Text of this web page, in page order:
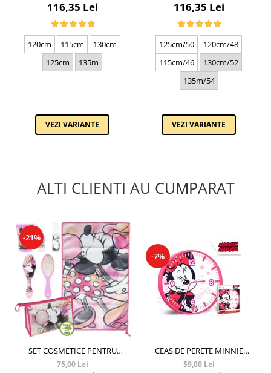
CUREA DE BARBATI, NEGRU
2210-4
116,35 Lei
120cm 115cm
130cm
125cm
135m
VEZI VARIANTE
NEAGRA C130N-1881.4
116,35 Lei
125cm/50
120cm/48
115cm/46
130cm/52
135m/54
VEZI VARIANTE
ALTI CLIENTI AU CUMPARAT
-21%
SET COSMETICE PENTRU
CALATORIE, MINNIE MOUSE,
75,00 Lei
-7%
CEAS DE PERETE MINNIE
MOUSE, MULTICOLOR
59,00 Lei